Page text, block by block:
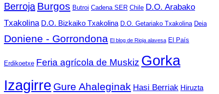
Berroja Burgos Butroi Cadena SER Chile D.O. Arabako
Txakolina D.O. Bizkaiko Txakolina D.O. Getariako Txakolina Deia
Doniene - Gorrondona El blog de Rioja alavesa El País
Erdikoetxe Feria agrícola de Muskiz Gorka
Izagirre Gure Ahaleginak Hasi Berriak Hiruzta